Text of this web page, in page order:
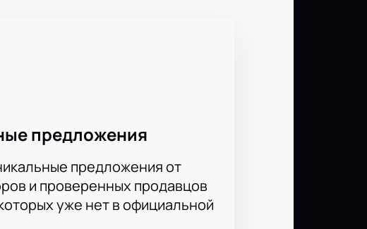
предложения
предложения от
и проверенных продавцов
уже нет в официальной